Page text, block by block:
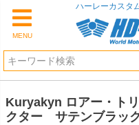
MENU
ハーレーカスタ
Kuryakyn ロアー・ト
クター サテンブラッ